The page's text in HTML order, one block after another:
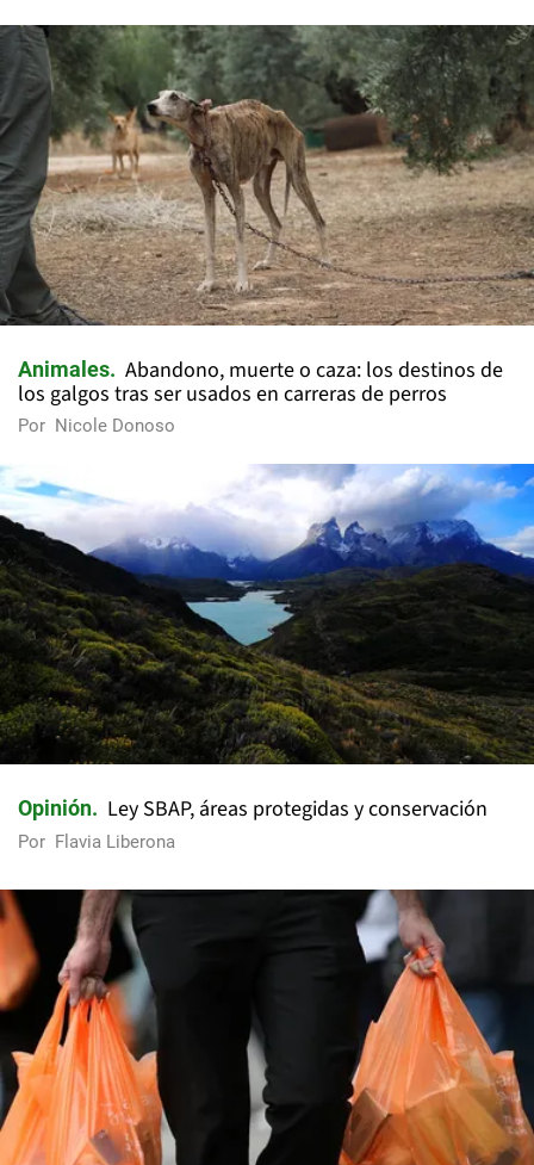
Animales
Abandono, muerte o caza: los destinos de
los galgos tras ser usados en carreras de perros
Por Nicole Donoso
Opinión Ley SBAP, áreas protegidas y conservación
Por Flavia Liberona